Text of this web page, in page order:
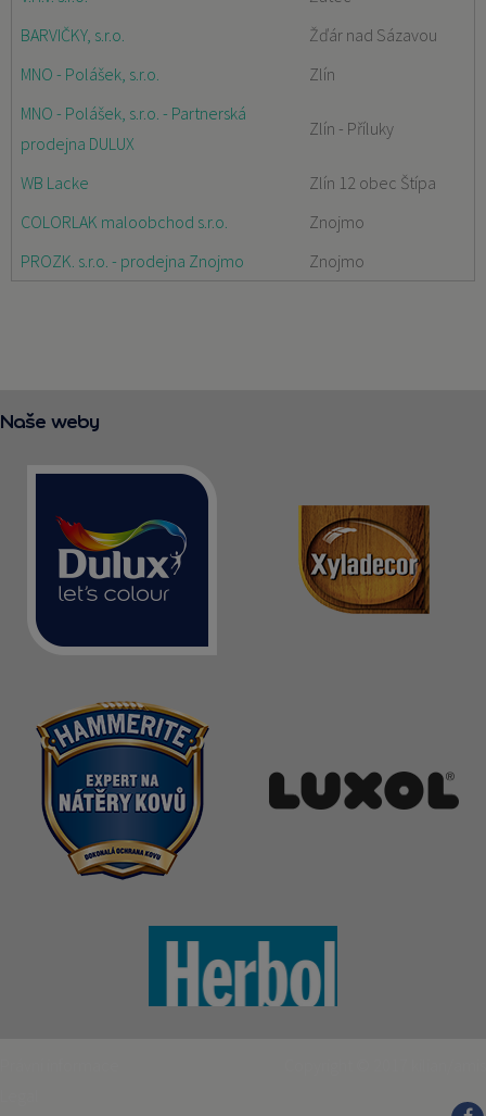
BARVIČKY, s.r.o.
Žďár nad Sázavou
MNO - Polášek, s.r.o.
Zlín
MNO - Polášek, s.r.o. - Partnerská
prodejna DULUX
Zlín - Příluky
WB Lacke
Zlín 12 obec Štípa
COLORLAK maloobchod s.r.o.
Znojmo
PROZK. s.r.o. - prodejna Znojmo
Znojmo
Naše weby